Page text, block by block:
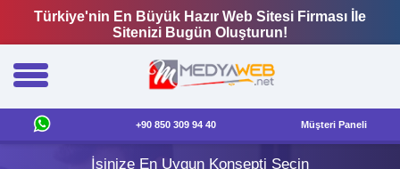
Türkiye'nin En Büyük Hazır Web Sitesi Firması İle
Sitenizi Bugün Oluşturun!
+90 850 309 94 40 Müşteri Paneli
İşinize En Uygun Konsepti Seçin